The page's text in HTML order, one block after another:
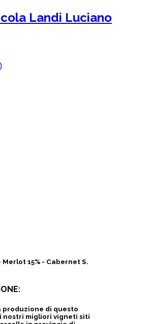
Landi Luciano
15% - Cabernet S.
produzione di questo
nostri migliori vigneti siti